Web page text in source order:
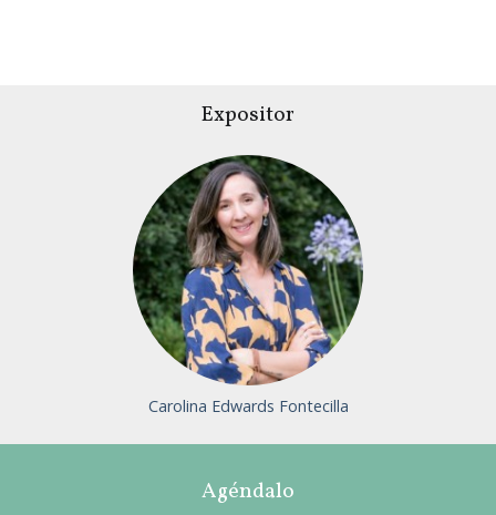
Expositor
Inicie sesión o únase para
visitar el perfil
Carolina Edwards Fontecilla
Agéndalo